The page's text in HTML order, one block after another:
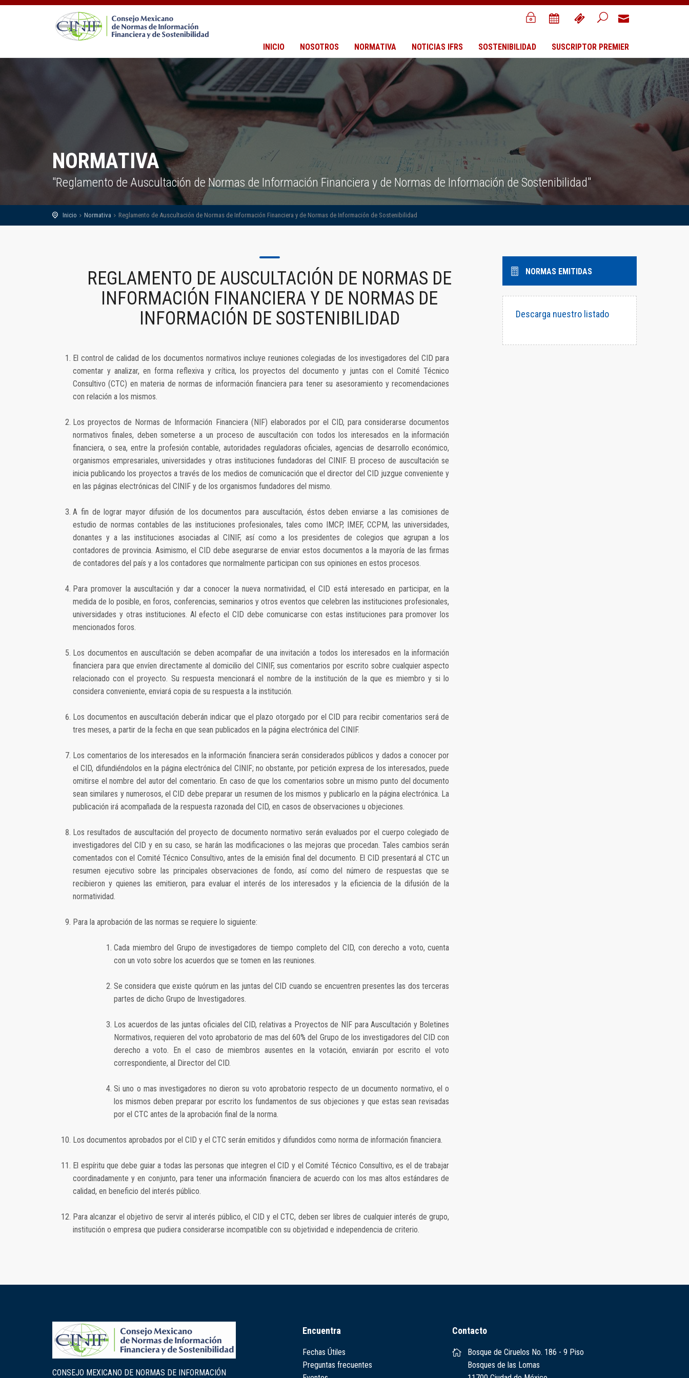
INICIO NOSOTROS NORMATIVA NOTICIAS IFRS SOSTENIBILIDAD SUSCRIPTOR PREMIER
NORMATIVA
"Reglamento de Auscultación de Normas de Información Financiera y de Normas de Información de Sostenibilidad"
Inicio Normativa Reglamento de Auscultación de Normas de Información Financiera y de Normas de Información de Sostenibilidad
REGLAMENTO DE AUSCULTACIÓN DE NORMAS DE
INFORMACIÓN FINANCIERA Y DE NORMAS DE
INFORMACIÓN DE SOSTENIBILIDAD
El control de calidad de los documentos normativos incluye reuniones colegiadas de los investigadores del CID para
comentar y analizar, en forma reflexiva y crítica, los proyectos del documento y juntas con el Comité Técnico
Consultivo (CTC) en materia de normas de información financiera para tener su asesoramiento y recomendaciones
con relación a los mismos.
Los proyectos de Normas de Información Financiera (NIF) elaborados por el CID, para considerarse documentos
normativos finales, deben someterse a un proceso de auscultación con todos los interesados en la información
financiera, o sea, entre la profesión contable, autoridades reguladoras oficiales, agencias de desarrollo económico,
organismos empresariales, universidades y otras instituciones fundadoras del CINIF. El proceso de auscultación se
inicia publicando los proyectos a través de los medios de comunicación que el director del CID juzgue conveniente y
en las páginas electrónicas del CINIF y de los organismos fundadores del mismo.
A fin de lograr mayor difusión de los documentos para auscultación, éstos deben enviarse a las comisiones de
estudio de normas contables de las instituciones profesionales, tales como IMCP, IMEF, CCPM, las universidades,
donantes y a las instituciones asociadas al CINIF, así como a los presidentes de colegios que agrupan a los
contadores de provincia. Asimismo, el CID debe asegurarse de enviar estos documentos a la mayoría de las firmas
de contadores del país y a los contadores que normalmente participan con sus opiniones en estos procesos.
Para promover la auscultación y dar a conocer la nueva normatividad, el CID está interesado en participar, en la
medida de lo posible, en foros, conferencias, seminarios y otros eventos que celebren las instituciones profesionales,
universidades y otras instituciones. Al efecto el CID debe comunicarse con estas instituciones para promover los
mencionados foros.
Los documentos en auscultación se deben acompañar de una invitación a todos los interesados en la información
financiera para que envíen directamente al domicilio del CINIF, sus comentarios por escrito sobre cualquier aspecto
relacionado con el proyecto. Su respuesta mencionará el nombre de la institución de la que es miembro y si lo
considera conveniente, enviará copia de su respuesta a la institución.
Los documentos en auscultación deberán indicar que el plazo otorgado por el CID para recibir comentarios será de
tres meses, a partir de la fecha en que sean publicados en la página electrónica del CINIF.
Los comentarios de los interesados en la información financiera serán considerados públicos y dados a conocer por
el CID, difundiéndolos en la página electrónica del CINIF; no obstante, por petición expresa de los interesados, puede
omitirse el nombre del autor del comentario. En caso de que los comentarios sobre un mismo punto del documento
sean similares y numerosos, el CID debe preparar un resumen de los mismos y publicarlo en la página electrónica. La
publicación irá acompañada de la respuesta razonada del CID, en casos de observaciones u objeciones.
Los resultados de auscultación del proyecto de documento normativo serán evaluados por el cuerpo colegiado de
investigadores del CID y en su caso, se harán las modificaciones o las mejoras que procedan. Tales cambios serán
comentados con el Comité Técnico Consultivo, antes de la emisión final del documento. El CID presentará al CTC un
resumen ejecutivo sobre las principales observaciones de fondo, así como del número de respuestas que se
recibieron y quienes las emitieron, para evaluar el interés de los interesados y la eficiencia de la difusión de la
normatividad.
Para la aprobación de las normas se requiere lo siguiente:
Cada miembro del Grupo de investigadores de tiempo completo del CID, con derecho a voto, cuenta
con un voto sobre los acuerdos que se tomen en las reuniones.
Se considera que existe quórum en las juntas del CID cuando se encuentren presentes las dos terceras
partes de dicho Grupo de Investigadores.
Los acuerdos de las juntas oficiales del CID, relativas a Proyectos de NIF para Auscultación y Boletines
Normativos, requieren del voto aprobatorio de mas del 60% del Grupo de los investigadores del CID con
derecho a voto. En el caso de miembros ausentes en la votación, enviarán por escrito el voto
correspondiente, al Director del CID.
Si uno o mas investigadores no dieron su voto aprobatorio respecto de un documento normativo, el o
los mismos deben preparar por escrito los fundamentos de sus objeciones y que estas sean revisadas
por el CTC antes de la aprobación final de la norma.
Los documentos aprobados por el CID y el CTC serán emitidos y difundidos como norma de información financiera.
El espíritu que debe guiar a todas las personas que integren el CID y el Comité Técnico Consultivo, es el de trabajar
coordinadamente y en conjunto, para tener una información financiera de acuerdo con los mas altos estándares de
calidad, en beneficio del interés público.
Para alcanzar el objetivo de servir al interés público, el CID y el CTC, deben ser libres de cualquier interés de grupo,
institución o empresa que pudiera considerarse incompatible con su objetividad e independencia de criterio.
NORMAS EMITIDAS
Descarga nuestro listado
CONSEJO MEXICANO DE NORMAS DE INFORMACIÓN
Encuentra
Fechas Útiles
Preguntas frecuentes
Contacto
Bosque de Ciruelos No. 186 - 9 Piso
Bosques de las Lomas